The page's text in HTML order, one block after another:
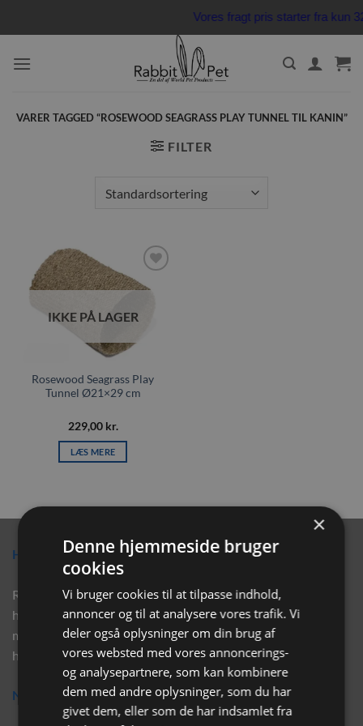
Vores fragt pris starter fra
VARER TAGGED “ROSEWOOD SEAGRASS PLAY TUNNEL TIL KANIN”
FILTER
Tilføj til
ønskeliste
IKKE PÅ LAGER
Rosewood Seagrass Play
Tunnel Ø21×29 cm
229,00 kr.
LÆS MERE
Hvorfor vælge Rabbitpet?
Rabbitpet sælger ikke kun kvalitetsprodukter såsom, foder,
hø, aktivering, strøelse mm. til vores kunder. Vi hjælper også
med rådgivning, så tøv ikke med at skrive eller ring til os for
hjælp..
Nyhedsbrev
×
Denne hjemmeside bruger
cookies
Vi bruger cookies til at tilpasse indhold,
annoncer og til at analysere vores trafik. Vi
deler også oplysninger om din brug af
vores websted med vores annoncerings-
og analysepartnere, som kan kombinere
dem med andre oplysninger, som du har
givet dem, eller som de har indsamlet fra